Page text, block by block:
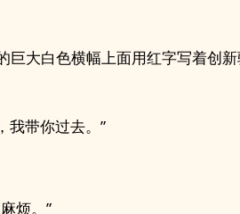
巨大白色横幅上面用红字写着创
我带你过去。”
烦。”